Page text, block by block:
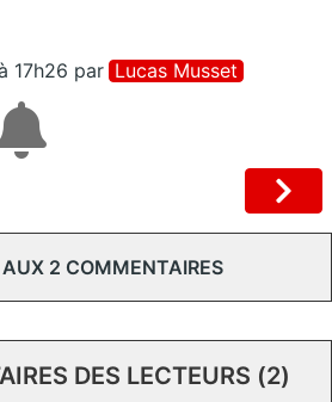
17h26 par Lucas Musset
2 COMMENTAIRES
DES LECTEURS (2)